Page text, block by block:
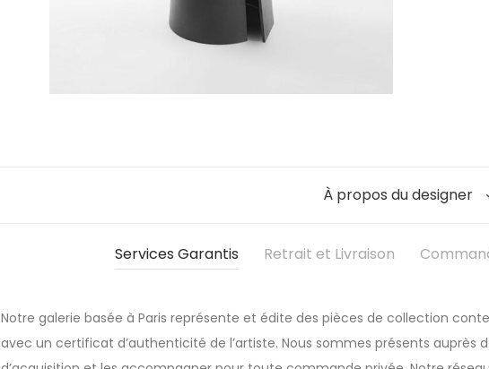
À propos du designer
Services Garantis Retrait et Livraison
Notre galerie basée à Paris représente et édite des pièces de collection
avec un certificat d’authenticité de l’artiste. Nous sommes présents auprès